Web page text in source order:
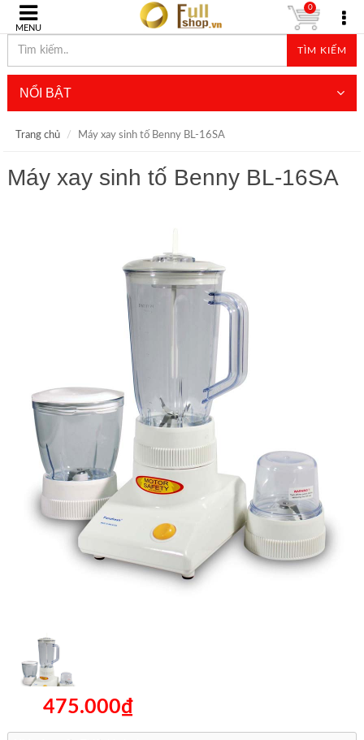
MENU
TÌM KIẾM
0
NỔI BẬT
Trang chủ Máy xay sinh tố Benny BL-16SA
Máy xay sinh tố Benny BL-16SA
475.000₫